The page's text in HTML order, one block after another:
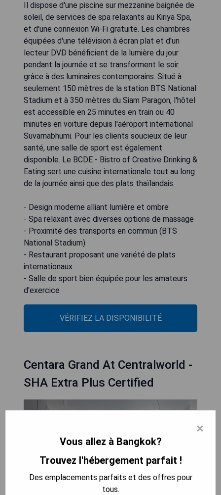
Il dispose d'une piscine sur mezzanine baignée de
soleil, de services de spa relaxants au Kiriya Spa,
et d'une connexion Wi-Fi gratuite. Les chambres
équipées d'une télévision à écran plat et d'un
lecteur DVD bénéficient de la lumière du jour
pendant la journée et se transforment le soir
grâce à des luminaires contemporains. Situé à
seulement 150 mètres de la station BTS National
Stadium et à 350 mètres du Siam Paragon, l'hôtel
est accessible en 25 minutes en train ou 40
minutes en voiture depuis l'aéroport international
Suvarnabhumi. Pour les clients soucieux de leur
santé, une salle de sport est également
disponible. Le BCDE - Bistro of Creative Drinking &
Eating sert une cuisine internationale tout au long
de la journée ainsi que des plats thaïlandais.
- Design moderne alliant lumière et ombre
- Spa relaxant avec diverses options de massage
- Proximité des transports en commun (BTS
National Stadium)
- Restaurant proposant une variété de plats
internationaux
- Salle de sport bien équipée pour les amateurs
d'exercice
VÉRIFIEZ LA DISPONIBILITÉ
Centara Grand At Centralworld -
SHA Extra Plus Certified
×
Vous allez à Bangkok?
Trouvez l'hébergement parfait !
Des emplacements parfaits et des offres pour
tous.